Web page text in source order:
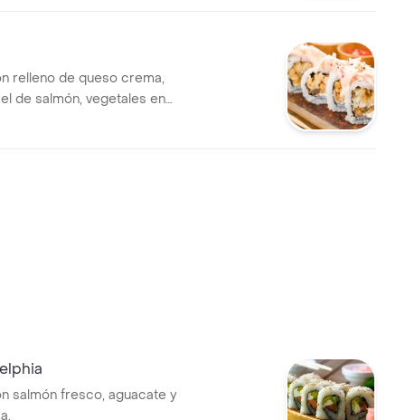
relleno de queso crema,
de salmón, vegetales en
topping de ajonjolí y pasta
salmón fresco, aguacate y